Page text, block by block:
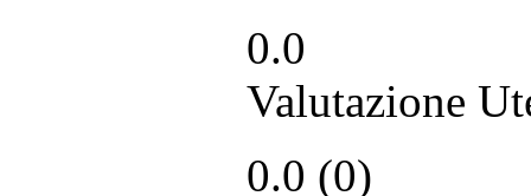
0.0
Valutazione
0.0 (0)